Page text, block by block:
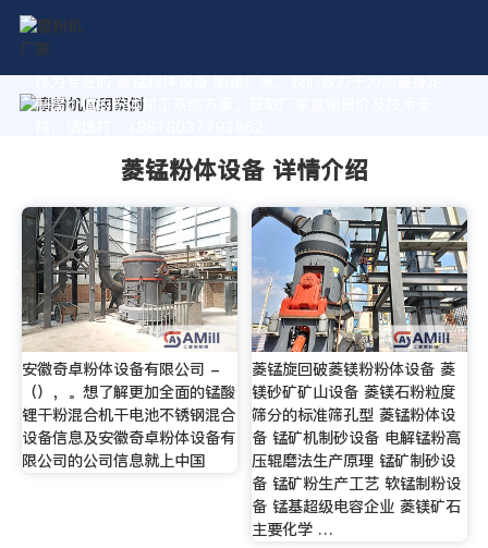
作为专业的 菱锰粉体设备 制造厂家，我们致力于为您量身定
制高价值的粉体加工系统方案。获取厂家直销报价及技术支
菱锰粉体设备 详情介绍
安徽奇卓粉体设备有限公司 -
（），。想了解更加全面的锰酸
锂干粉混合机干电池不锈钢混合
设备信息及安徽奇卓粉体设备有
限公司的公司信息就上中国
菱锰旋回破菱镁粉粉体设备 菱
镁砂矿矿山设备 菱镁石粉粒度
筛分的标准筛孔型 菱锰粉体设
备 锰矿机制砂设备 电解锰粉高
压辊磨法生产原理 锰矿制砂设
备 锰矿粉生产工艺 软锰制粉设
备 锰基超级电容企业 菱镁矿石
主要化学 …